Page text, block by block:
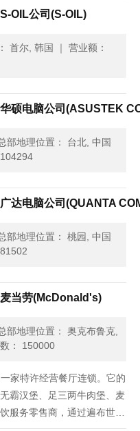
S-OIL公司(S-OIL)
首尔, 韩国 ｜ 营业额：
华硕电脑公司(ASUSTEK
部地理位置： 台北, 中国
广达电脑公司(QUANTA
部地理位置： 桃园, 中国
麦当劳(McDonald's)
部地理位置： 奥克布鲁克,
： 150000
家特许经营餐厅连锁。它的
霸汉堡、足三两牛肉堡、麦
服务零售商，通过遍布世界